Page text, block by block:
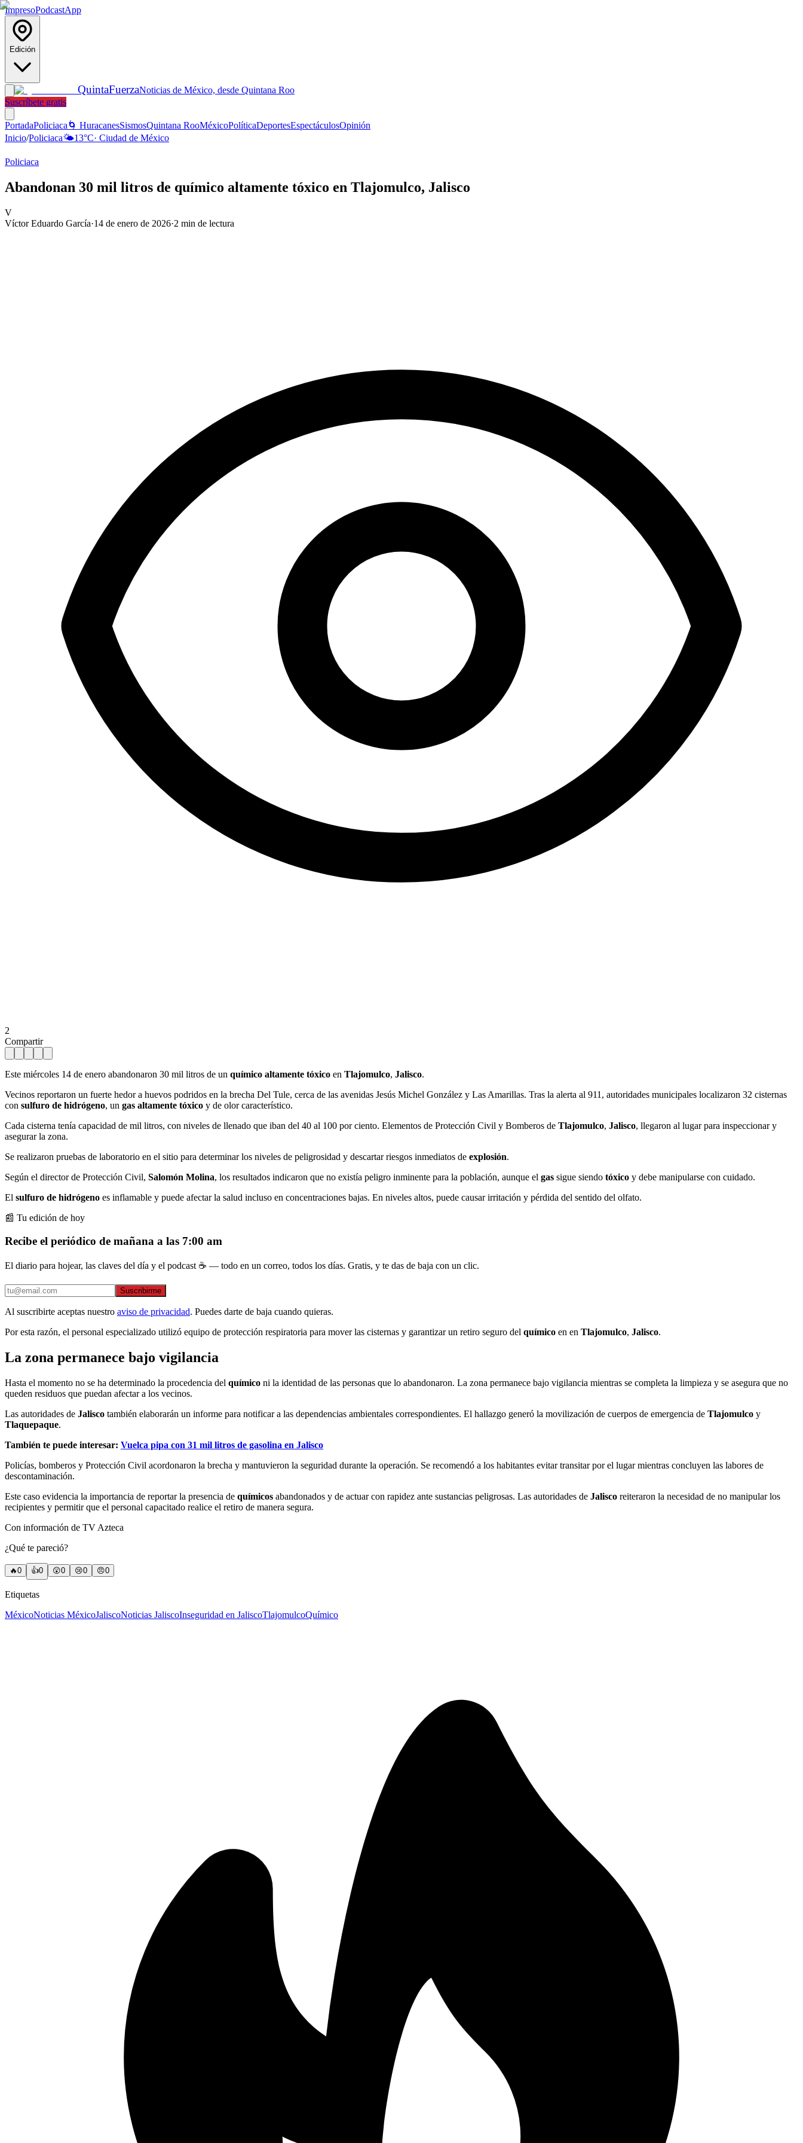
ImpresoPodcastApp
Edición
QuintaFuerzaNoticias de México, desde Quintana Roo
Suscríbete gratis
PortadaPoliciaca 🌀 HuracanesSismosQuintana RooMéxicoPolíticaDeportesEspectáculosOpinión
Inicio/Policiaca🌤️13°C· Ciudad de México
Policiaca
Abandonan 30 mil litros de químico altamente tóxico en Tlajomulco, Jalisco
V
Víctor Eduardo García·14 de enero de 2026·2 min de lectura
2
Compartir
Este miércoles 14 de enero abandonaron 30 mil litros de un químico altamente tóxico en Tlajomulco, Jalisco.
Vecinos reportaron un fuerte hedor a huevos podridos en la brecha Del Tule, cerca de las avenidas Jesús Michel González y Las Amarillas. Tras la alerta al 911, autoridades municipales localizaron 32 cisternas
con sulfuro de hidrógeno, un gas altamente tóxico y de olor característico.
Cada cisterna tenía capacidad de mil litros, con niveles de llenado que iban del 40 al 100 por ciento. Elementos de Protección Civil y Bomberos de Tlajomulco, Jalisco, llegaron al lugar para inspeccionar y
asegurar la zona.
Se realizaron pruebas de laboratorio en el sitio para determinar los niveles de peligrosidad y descartar riesgos inmediatos de explosión.
Según el director de Protección Civil, Salomón Molina, los resultados indicaron que no existía peligro inminente para la población, aunque el gas sigue siendo tóxico y debe manipularse con cuidado.
El sulfuro de hidrógeno es inflamable y puede afectar la salud incluso en concentraciones bajas. En niveles altos, puede causar irritación y pérdida del sentido del olfato.
📰 Tu edición de hoy
Recibe el periódico de mañana a las 7:00 am
El diario para hojear, las claves del día y el podcast ☕ — todo en un correo, todos los días. Gratis, y te das de baja con un clic.
Suscribirme
Al suscribirte aceptas nuestro aviso de privacidad. Puedes darte de baja cuando quieras.
Por esta razón, el personal especializado utilizó equipo de protección respiratoria para mover las cisternas y garantizar un retiro seguro del químico en en Tlajomulco, Jalisco.
La zona permanece bajo vigilancia
Hasta el momento no se ha determinado la procedencia del químico ni la identidad de las personas que lo abandonaron. La zona permanece bajo vigilancia mientras se completa la limpieza y se asegura que no
queden residuos que puedan afectar a los vecinos.
Las autoridades de Jalisco también elaborarán un informe para notificar a las dependencias ambientales correspondientes. El hallazgo generó la movilización de cuerpos de emergencia de Tlajomulco y
Tlaquepaque.
También te puede interesar: Vuelca pipa con 31 mil litros de gasolina en Jalisco
Policías, bomberos y Protección Civil acordonaron la brecha y mantuvieron la seguridad durante la operación. Se recomendó a los habitantes evitar transitar por el lugar mientras concluyen las labores de
descontaminación.
Este caso evidencia la importancia de reportar la presencia de químicos abandonados y de actuar con rapidez ante sustancias peligrosas. Las autoridades de Jalisco reiteraron la necesidad de no manipular los
recipientes y permitir que el personal capacitado realice el retiro de manera segura.
Con información de TV Azteca
¿Qué te pareció?
🔥0 👍0 😲0 😢0 😠0
Etiquetas
MéxicoNoticias MéxicoJaliscoNoticias JaliscoInseguridad en JaliscoTlajomulcoQuímico